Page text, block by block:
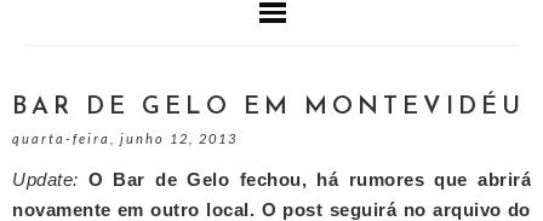
BAR DE GELO EM MONTEVIDÉU
quarta-feira, junho 12, 2013
Update: O Bar de Gelo fechou, há rumores que abrirá
novamente em outro local. O post seguirá no arquivo do